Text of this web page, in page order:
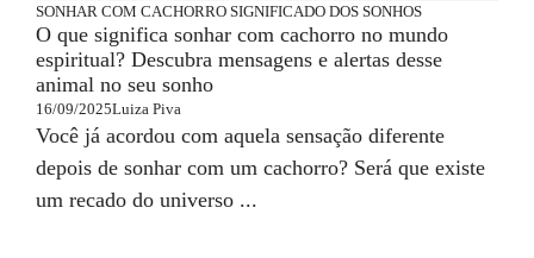
SONHAR COM CACHORRO SIGNIFICADO DOS SONHOS
O que significa sonhar com cachorro no mundo
espiritual? Descubra mensagens e alertas desse
animal no seu sonho
16/09/2025Luiza Piva
Você já acordou com aquela sensação diferente
depois de sonhar com um cachorro? Será que existe
um recado do universo ...